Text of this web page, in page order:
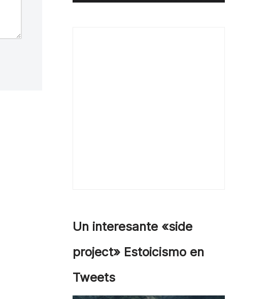
Un interesante «side
project» Estoicismo en
Tweets